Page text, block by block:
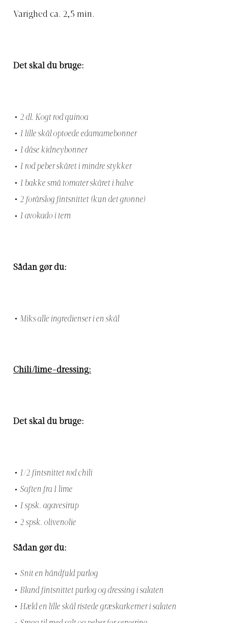
Varighed ca. 2,5 min.
Det skal du bruge:
2 dl. Kogt rød quinoa
1 lille skål optøede edamamebønner
1 dåse kidneybønner
1 rød peber skåret i mindre stykker
1 bakke små tomater skåret i halve
2 forårsløg fintsnittet (kun det grønne)
1 avokado i tern
Sådan gør du:
Miks alle ingredienser i en skål
Chili/lime-dressing:
Det skal du bruge:
1/2 fintsnittet rød chili
Saften fra 1 lime
1 spsk. agavesirup
2 spsk. olivenolie
Sådan gør du:
Snit en håndfuld purløg
Bland fintsnittet purløg og dressing i salaten
Hæld en lille skål ristede græskarkerner i salaten